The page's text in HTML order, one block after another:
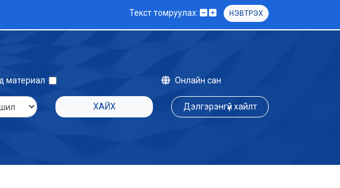
Текст томруулах: НЭВТРЭХ
материал Онлайн сан
ХАЙХ Дэлгэрэнгүй хайлт